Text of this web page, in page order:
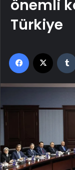
önemli
Türkiye
Facebook